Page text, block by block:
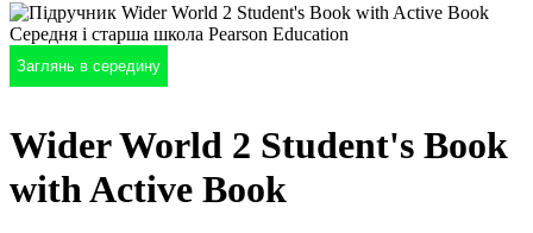
Заглянь в середину
Wider World 2 Student's Book
with Active Book